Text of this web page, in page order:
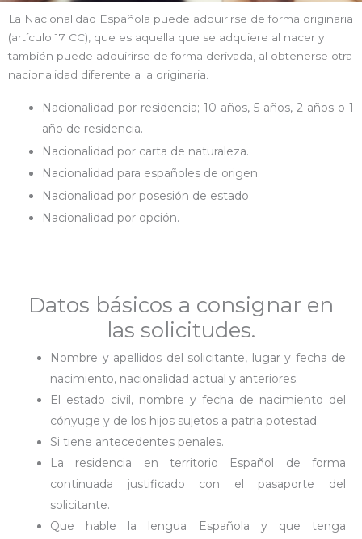
La Nacionalidad Española puede adquirirse de forma originaria
(artículo 17 CC), que es aquella que se adquiere al nacer y
también puede adquirirse de forma derivada, al obtenerse otra
nacionalidad diferente a la originaria.
Nacionalidad por residencia; 10 años, 5 años, 2 años o 1
año de residencia.
Nacionalidad por carta de naturaleza.
Nacionalidad para españoles de origen.
Nacionalidad por posesión de estado.
Nacionalidad por opción.
Datos básicos a consignar en
las solicitudes.
Nombre y apellidos del solicitante, lugar y fecha de
nacimiento, nacionalidad actual y anteriores.
El estado civil, nombre y fecha de nacimiento del
cónyuge y de los hijos sujetos a patria potestad.
Si tiene antecedentes penales.
La residencia en territorio Español de forma
continuada justificado con el pasaporte del
solicitante.
Que hable la lengua Española y que tenga